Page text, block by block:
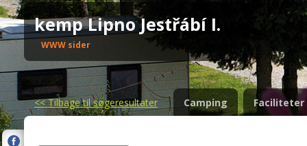
kemp Lipno Jestřábí I.
WWW sider
<<Tilbage til søgeresultater Camping Faciliteter